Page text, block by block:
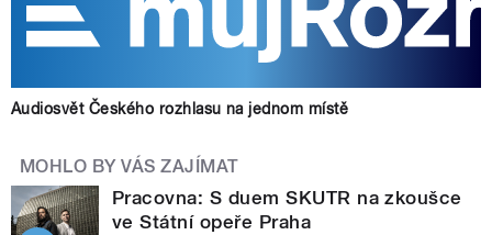
Audiosvět Českého rozhlasu na jednom místě
MOHLO BY VÁS ZAJÍMAT
Pracovna: S duem SKUTR na zkoušce
ve Státní opeře Praha